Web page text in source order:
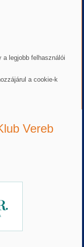
a legjobb felhasználói
a cookie-k
Vereb